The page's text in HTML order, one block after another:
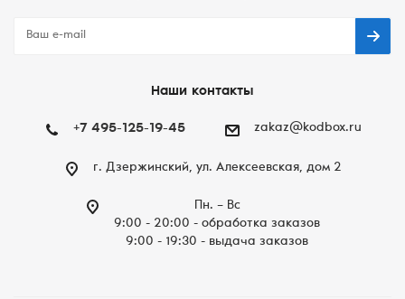
Наши контакты
+7 495-125-19-45 zakaz@kodbox.ru
г. Дзержинский, ул. Алексеевская, дом 2
Пн. – Вc
9:00 - 20:00 - обработка заказов
9:00 - 19:30 - выдача заказов